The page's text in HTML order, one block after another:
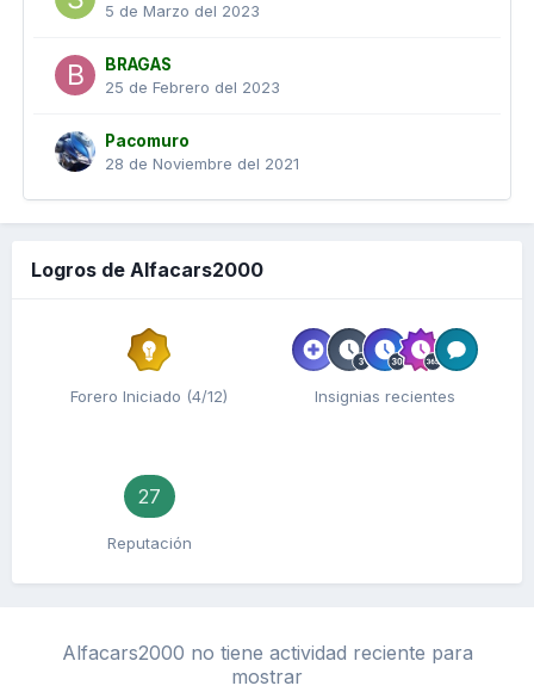
5 de Marzo del 2023
BRAGAS
25 de Febrero del 2023
Pacomuro
28 de Noviembre del 2021
Logros de Alfacars2000
Forero Iniciado (4/12) Insignias recientes
27
Reputación
Alfacars2000 no tiene actividad reciente para
mostrar